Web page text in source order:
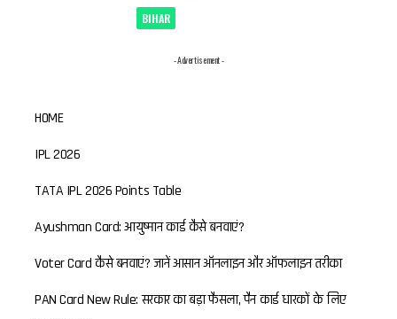
BIHAR
- Advertisement -
HOME
IPL 2026
TATA IPL 2026 Points Table
Ayushman Card: आयुष्मान कार्ड कैसे बनवाएं?
Voter Card कैसे बनवाएं? जानें आसान ऑनलाइन और ऑफलाइन तरीका
PAN Card New Rule: सरकार का बड़ा फैसला, पैन कार्ड धारकों के लिए